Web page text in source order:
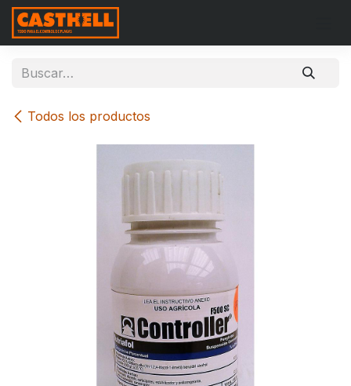
Ir al contenido
Todos los productos